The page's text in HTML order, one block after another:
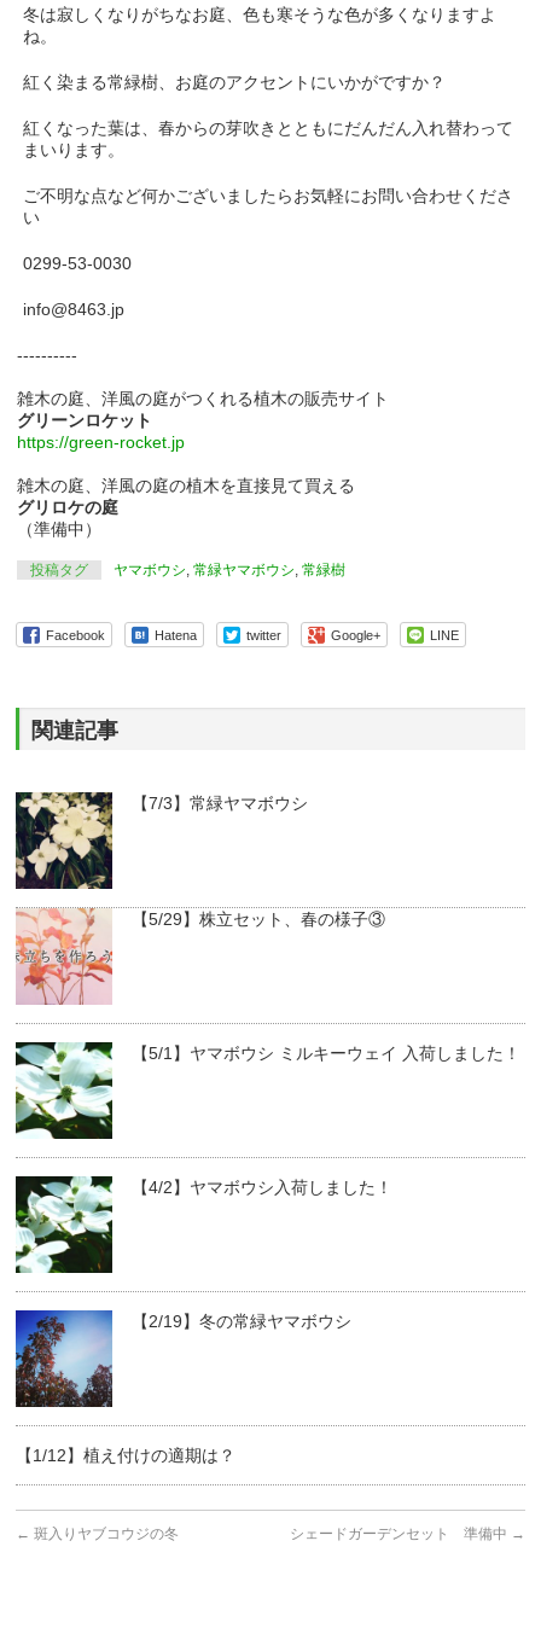
冬は寂しくなりがちなお庭、色も寒そうな色が多くなりますよ
ね。
紅く染まる常緑樹、お庭のアクセントにいかがですか？
紅くなった葉は、春からの芽吹きとともにだんだん入れ替わって
まいります。
ご不明な点など何かございましたらお気軽にお問い合わせくださ
い
0299-53-0030
info@8463.jp
----------
雑木の庭、洋風の庭がつくれる植木の販売サイト
グリーンロケット
https://green-rocket.jp
雑木の庭、洋風の庭の植木を直接見て買える
グリロケの庭
（準備中）
投稿タグ ヤマボウシ,常緑ヤマボウシ,常緑樹
Facebook Hatena twitter Google+ LINE
関連記事
【7/3】常緑ヤマボウシ
【5/29】株立セット、春の様子③
【5/1】ヤマボウシ ミルキーウェイ 入荷しました！
【4/2】ヤマボウシ入荷しました！
【2/19】冬の常緑ヤマボウシ
【1/12】植え付けの適期は？
← 斑入りヤブコウジの冬 シェードガーデンセット 準備中 →